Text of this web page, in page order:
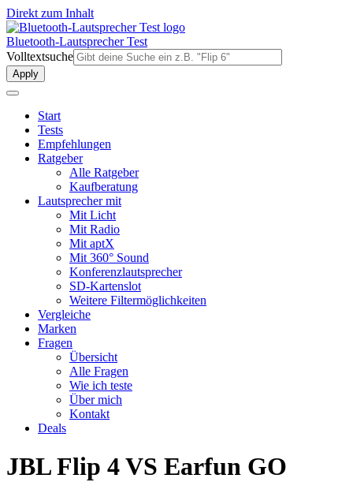
Direkt zum Inhalt
Bluetooth-Lautsprecher Test
Volltextsuche
Start
Tests
Empfehlungen
Ratgeber
Alle Ratgeber
Kaufberatung
Lautsprecher mit
Mit Licht
Mit Radio
Mit aptX
Mit 360° Sound
Konferenzlautsprecher
SD-Kartenslot
Weitere Filtermöglichkeiten
Vergleiche
Marken
Fragen
Übersicht
Alle Fragen
Wie ich teste
Über mich
Kontakt
Deals
JBL Flip 4 VS Earfun GO